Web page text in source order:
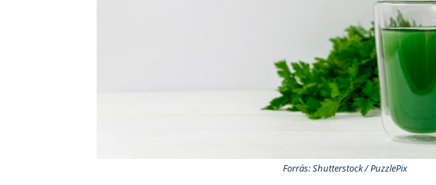
Forrás: Shutterstock / PuzzlePix